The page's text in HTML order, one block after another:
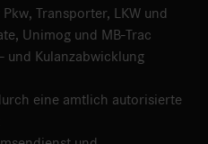
Transporter, LKW und
Unimog und MB-Trac
und Kulanzabwicklung
eine amtlich autorisierte